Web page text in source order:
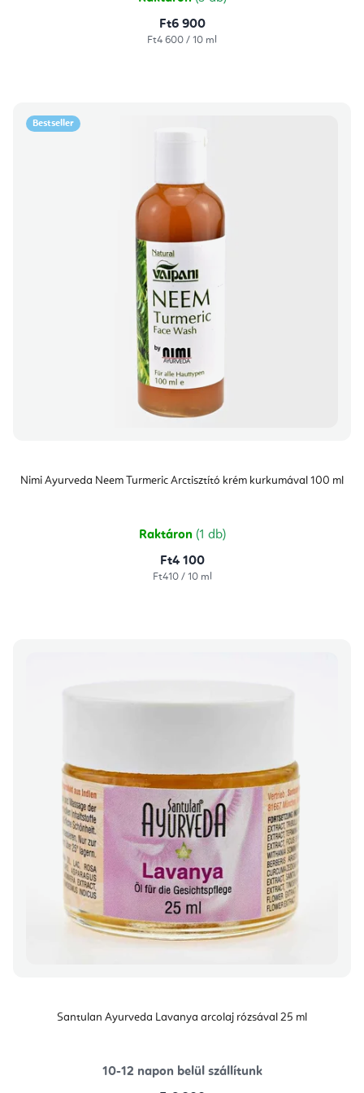
Ft6 900
Egységár:
Ft4 600 / 10 ml
Bestseller
Nimi Ayurveda Neem Turmeric Arctisztító krém kurkumával 100 ml
Raktáron (1 db)
Ft4 100
Egységár:
Ft410 / 10 ml
Santulan Ayurveda Lavanya arcolaj rózsával 25 ml
10-12 napon belül szállítunk